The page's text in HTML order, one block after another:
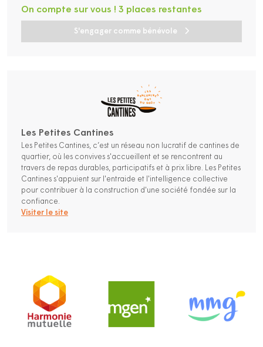
S'engager comme bénévole
On compte sur vous ! 3 places restantes
Les Petites Cantines
Les Petites Cantines, c’est un réseau non lucratif de cantines de
quartier, où les convives s'accueillent et se rencontrent au
travers de repas durables, participatifs et à prix libre. Les Petites
Cantines s'appuient sur l'entraide et l'intelligence collective
pour contribuer à la construction d'une société fondée sur la
confiance.
Visiter le site